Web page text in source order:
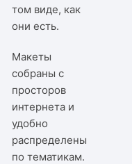
том виде, как
они есть.
Макеты
собраны с
просторов
интернета и
удобно
распределены
по тематикам.